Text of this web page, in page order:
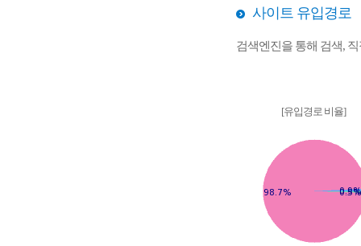
사이트 유입경로
검색엔진을 통해 검색,
[유입경로 비율]